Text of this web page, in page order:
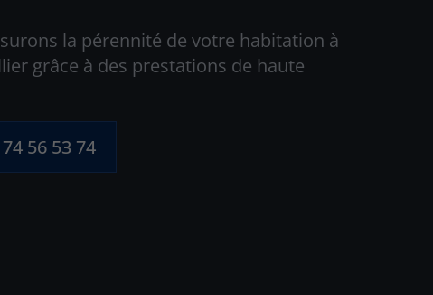
la pérennité de votre habitation à
grâce à des prestations de haute
56 53 74